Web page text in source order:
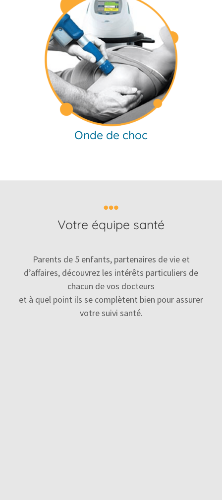
Onde de choc
Votre équipe santé
Parents de 5 enfants, partenaires de vie et
d’affaires, découvrez les intérêts particuliers de
chacun de vos docteurs
et à quel point ils se complètent bien pour assurer
votre suivi santé.